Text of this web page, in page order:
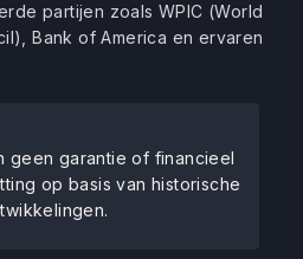
partijen zoals WPIC (World
Bank of America en ervaren
geen garantie of financieel
op basis van historische